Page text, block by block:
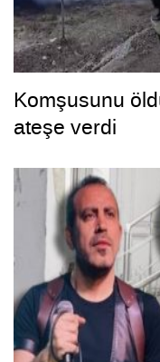
Komşusunu
ateşe verdi